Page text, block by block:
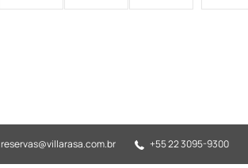
reservas@villarasa.com.br +55 22 3095-9300